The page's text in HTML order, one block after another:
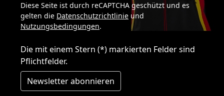
Diese Seite ist durch reCAPTCHA geschützt und es
gelten die Datenschutzrichtlinie und
Nutzungsbedingungen.
Die mit einem Stern (*) markierten Felder sind
Pflichtfelder.
Newsletter abonnieren